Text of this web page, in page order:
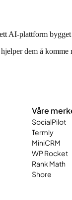
AI-plattform
dem å komme
Våre
SocialPilot
Termly
MiniCRM
WP Rocket
Rank Math
Shore